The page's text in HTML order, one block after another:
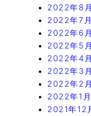
2022年8月
2022年7月
2022年6月
2022年5月
2022年4月
2022年3月
2022年2月
2022年1月
2021年12